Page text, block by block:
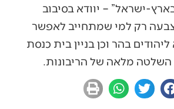
ישראל” – יוודא בסיבוב
רק למי שמתחייב לאפשר
בהר וכן בניין בית כנסת
מלאה של הריבונות.